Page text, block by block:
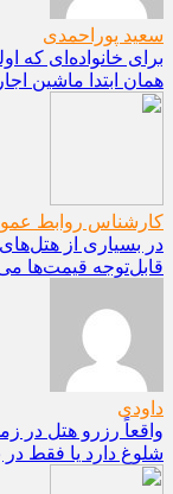
سعید پوراحمدی
برای خانواده‌ای که
همان ابتدا ماشین
کارشناس روابط
در بسیاری از
قابل‌توجه قیمت‌ها
داودی
واقعاً رزرو هتل
شلوغ دارد یا فقط